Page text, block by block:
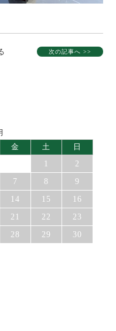
次の記事へ >>
金 土
日
1
2
7 8
9
14 15
16
21 22
23
28 29
30